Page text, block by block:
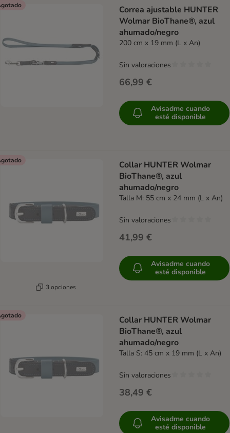
Correa ajustable HUNTER
Wolmar BioThane®, azul
ahumado/negro
200 cm x 19 mm (L x An)
66,99 €
Sin valoraciones
Avisadme cuando
esté disponible
3 opciones
Collar HUNTER Wolmar
BioThane®, azul
ahumado/negro
Talla M: 55 cm x 24 mm (L x An)
41,99 €
Sin valoraciones
Avisadme cuando
esté disponible
Collar HUNTER Wolmar
BioThane®, azul
ahumado/negro
Talla S: 45 cm x 19 mm (L x An)
38,49 €
Sin valoraciones
Avisadme cuando
esté disponible